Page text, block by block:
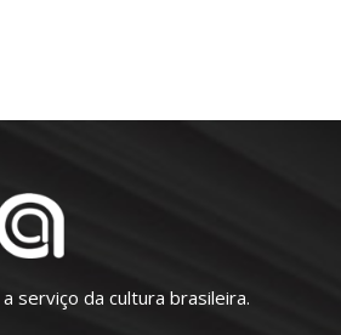
serviço da cultura brasileira.